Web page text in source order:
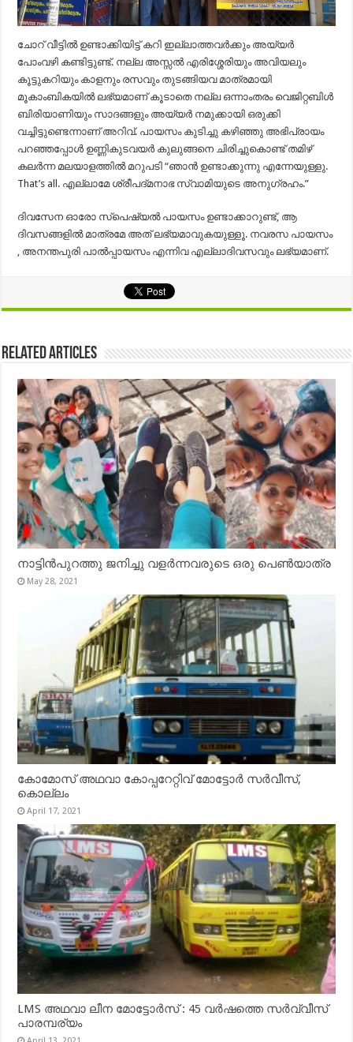
ചോറ് വീട്ടിൽ ഉണ്ടാക്കിയിട്ട് കറി ഇല്ലാത്തവർക്കും അയ്യർ
പോംവഴി കണ്ടിട്ടുണ്ട്. നല്ല അസ്സൽ എരിശ്ശേരിയും അവിയലും
കൂട്ടുകറിയും കാളനും രസവും തുടങ്ങിയവ മാത്രമായി
മൂകാംബികയിൽ ലഭ്യമാണ് കൂടാതെ നല്ല ഒന്നാംതരം വെജിറ്റബിൾ
ബിരിയാണിയും സാദങ്ങളും അയ്യർ നമുക്കായി ഒരുക്കി
വച്ചിട്ടുണ്ടെന്നാണ് അറിവ്. പായസം കുടിച്ചു കഴിഞ്ഞു അഭിപ്രായം
പറഞ്ഞപ്പോൾ ഉണ്ണികുടവയർ കുലുങ്ങനെ ചിരിച്ചുകൊണ്ട് തമിഴ്
കലർന്ന മലയാളത്തിൽ മറുപടി “ഞാൻ ഉണ്ടാക്കുന്നു എന്നേയുള്ളു.
That’s all. എല്ലാമേ ശ്രീപദ്മനാഭ സ്വാമിയുടെ അനുഗ്രഹം.”
ദിവസേന ഓരോ സ്‌പെഷ്യൽ പായസം ഉണ്ടാക്കാറുണ്ട്, ആ
ദിവസങ്ങളിൽ മാത്രമേ അത്‌ ലഭ്യമാവുകയുള്ളൂ. നവരസ പായസം
, അനന്തപുരി പാൽപ്പായസം എന്നിവ എല്ലാദിവസവും ലഭ്യമാണ്.
Related Articles
നാട്ടിൻപുറത്തു ജനിച്ചു വളർന്നവരുടെ ഒരു പെൺയാത്ര
May 28, 2021
കോമോസ് അഥവാ കോപ്പറേറ്റിവ് മോട്ടോര്‍ സര്‍വീസ്,
കൊല്ലം
April 17, 2021
LMS അഥവാ ലീന മോട്ടോർസ് : 45 വർഷത്തെ സർവ്വീസ്
പാരമ്പര്യം